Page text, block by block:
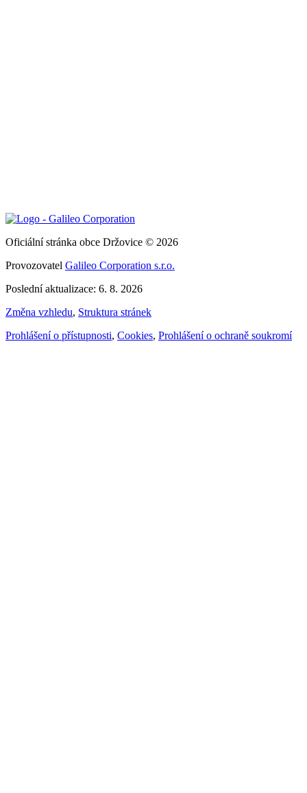
Oficiální stránka obce Držovice © 2026
Provozovatel Galileo Corporation s.r.o.
Poslední aktualizace: 6. 8. 2026
Změna vzhledu, Struktura stránek
Prohlášení o přístupnosti, Cookies, Prohlášení o ochraně soukromí